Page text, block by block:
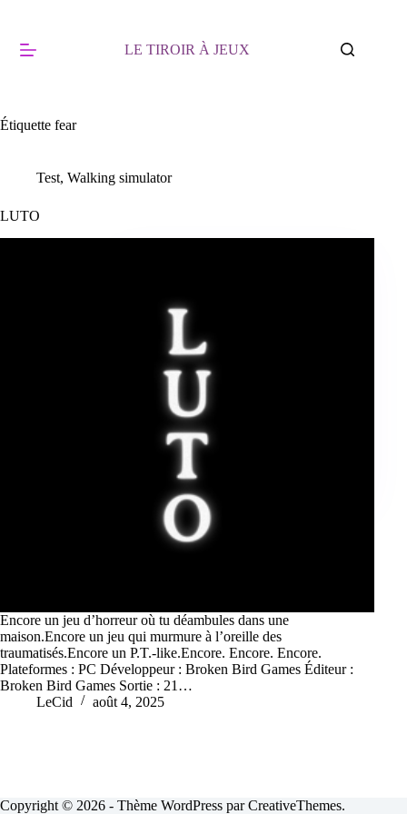
LE TIROIR À JEUX
Étiquette fear
Test, Walking simulator
LUTO
Encore un jeu d’horreur où tu déambules dans une
maison.Encore un jeu qui murmure à l’oreille des
traumatisés.Encore un P.T.-like.Encore. Encore. Encore.
Plateformes : PC Développeur : Broken Bird Games Éditeur :
Broken Bird Games Sortie : 21…
LeCid
août 4, 2025
Copyright © 2026 - Thème WordPress parCreativeThemes.